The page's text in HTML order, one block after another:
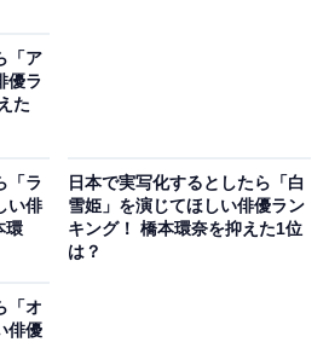
「ア
優ラ
た
「ラ
い俳
環
日本で実写化するとしたら「白
雪姫」を演じてほしい俳優ラン
キング！ 橋本環奈を抑えた1位
は？
「オ
俳優